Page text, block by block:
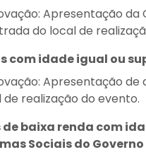
Apresentação da
do local de
com idade igual ou
Apresentação de
de realização do evento.
de baixa renda com
Sociais do